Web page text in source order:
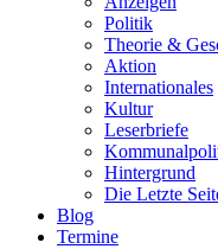
Politik
Theorie &
Aktion
Internationales
Kultur
Leserbriefe
Hintergrund
Die Letzte
Blog
Termine